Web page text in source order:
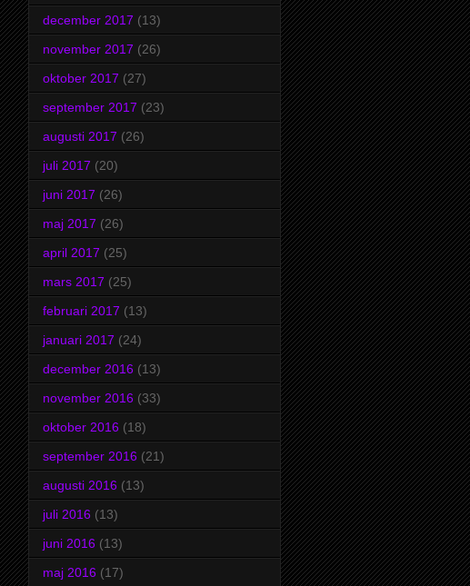
december 2017 (13)
november 2017 (26)
oktober 2017 (27)
september 2017 (23)
augusti 2017 (26)
juli 2017 (20)
juni 2017 (26)
maj 2017 (26)
april 2017 (25)
mars 2017 (25)
februari 2017 (13)
januari 2017 (24)
december 2016 (13)
november 2016 (33)
oktober 2016 (18)
september 2016 (21)
augusti 2016 (13)
juli 2016 (13)
juni 2016 (13)
maj 2016 (17)